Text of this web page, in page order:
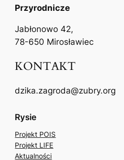
Przyrodnicze
Jabłonowo 42,
78-650 Mirosławiec
KONTAKT
dzika.zagroda@zubry.org
Rysie
Projekt POIS
Projekt LIFE
Aktualności